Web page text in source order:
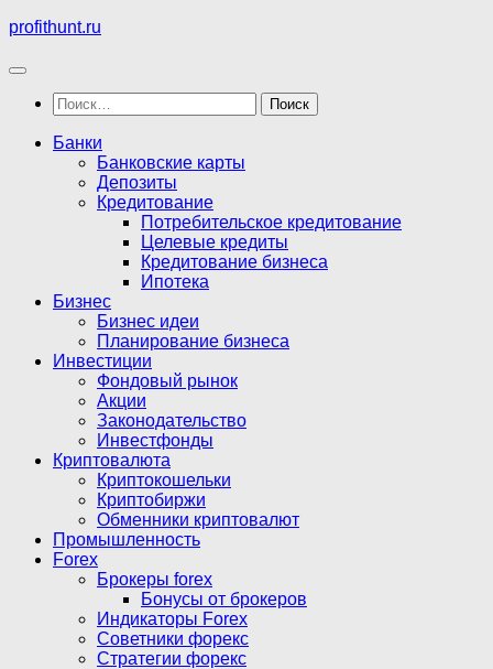
Перейти
содержимому
profithunt.ru
Найти:
Банки
Банковские карты
Депозиты
Кредитование
Потребительское кредитование
Целевые кредиты
Кредитование бизнеса
Ипотека
Бизнес
Бизнес идеи
Планирование бизнеса
Инвестиции
Фондовый рынок
Акции
Законодательство
Инвестфонды
Криптовалюта
Криптокошельки
Криптобиржи
Обменники криптовалют
Промышленность
Forex
Брокеры forex
Бонусы от брокеров
Индикаторы Forex
Советники форекс
Стратегии форекс